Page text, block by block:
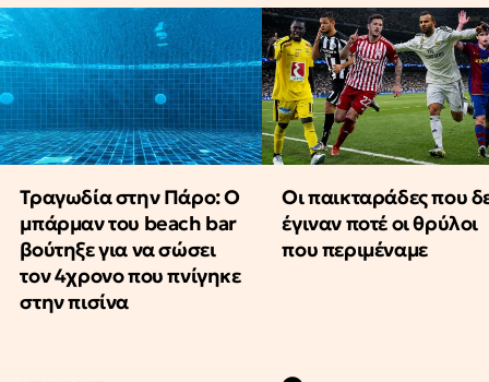
Τραγωδία στην Πάρο: Ο
μπάρμαν του beach bar
βούτηξε για να σώσει
τον 4χρονο που πνίγηκε
στην πισίνα
Οι παικταράδες που
έγιναν ποτέ οι θρύλοι
που περιμέναμε